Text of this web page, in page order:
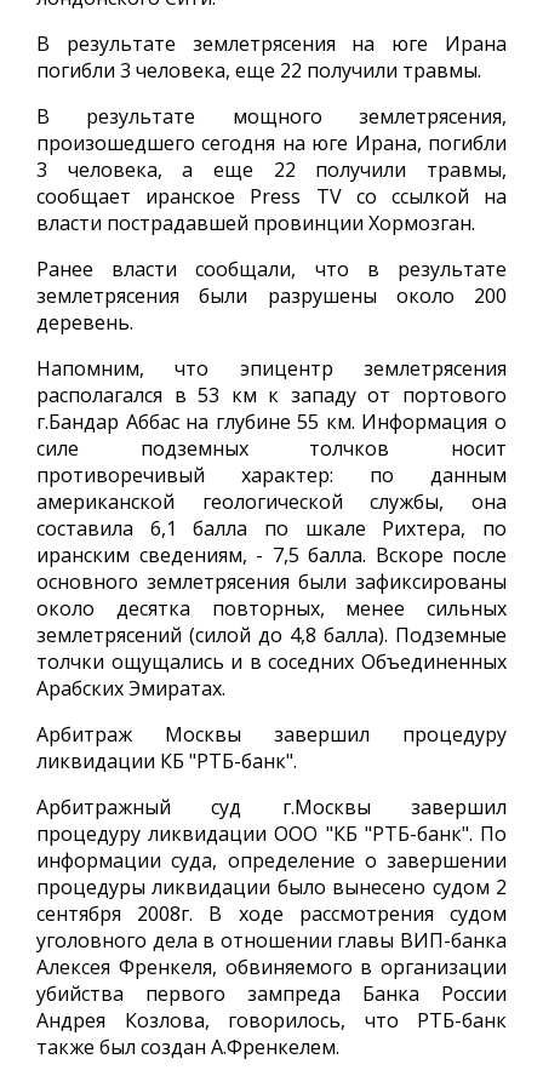
В результате землетрясения на юге Ирана
погибли 3 человека, еще 22 получили травмы.
В результате мощного землетрясения,
произошедшего сегодня на юге Ирана, погибли
3 человека, а еще 22 получили травмы,
сообщает иранское Press TV со ссылкой на
власти пострадавшей провинции Хормозган.
Ранее власти сообщали, что в результате
землетрясения были разрушены около 200
деревень.
Напомним, что эпицентр землетрясения
располагался в 53 км к западу от портового
г.Бандар Аббас на глубине 55 км. Информация о
силе подземных толчков носит
противоречивый характер: по данным
американской геологической службы, она
составила 6,1 балла по шкале Рихтера, по
иранским сведениям, - 7,5 балла. Вскоре после
основного землетрясения были зафиксированы
около десятка повторных, менее сильных
землетрясений (силой до 4,8 балла). Подземные
толчки ощущались и в соседних Объединенных
Арабских Эмиратах.
Арбитраж Москвы завершил процедуру
ликвидации КБ "РТБ-банк".
Арбитражный суд г.Москвы завершил
процедуру ликвидации ООО "КБ "РТБ-банк". По
информации суда, определение о завершении
процедуры ликвидации было вынесено судом 2
сентября 2008г. В ходе рассмотрения судом
уголовного дела в отношении главы ВИП-банка
Алексея Френкеля, обвиняемого в организации
убийства первого зампреда Банка России
Андрея Козлова, говорилось, что РТБ-банк
также был создан А.Френкелем.